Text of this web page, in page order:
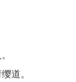
道。